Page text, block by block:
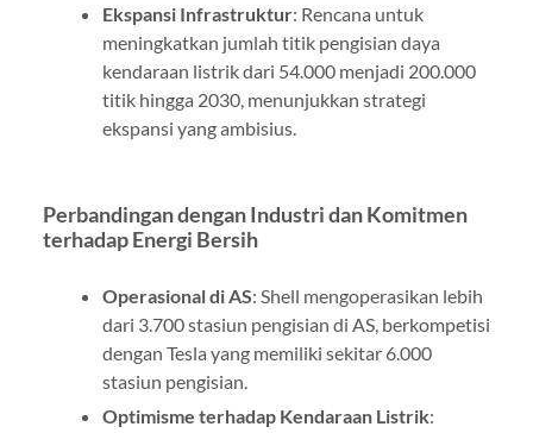
Ekspansi Infrastruktur: Rencana untuk
meningkatkan jumlah titik pengisian daya
kendaraan listrik dari 54.000 menjadi 200.000
titik hingga 2030, menunjukkan strategi
ekspansi yang ambisius.
Perbandingan dengan Industri dan Komitmen
terhadap Energi Bersih
Operasional di AS: Shell mengoperasikan lebih
dari 3.700 stasiun pengisian di AS, berkompetisi
dengan Tesla yang memiliki sekitar 6.000
stasiun pengisian.
Optimisme terhadap Kendaraan Listrik: